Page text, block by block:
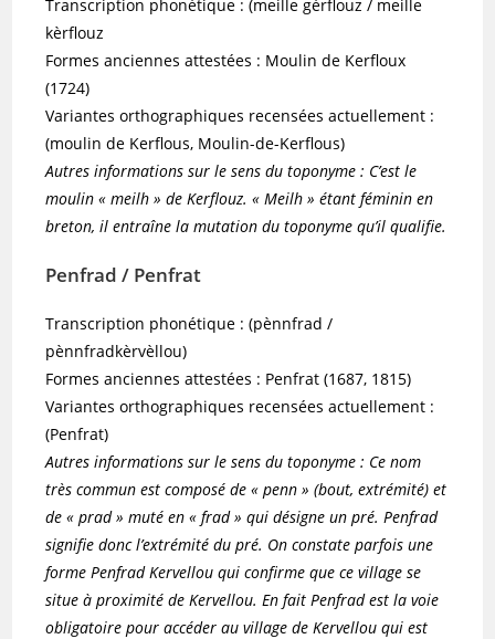
Transcription phonétique : (meille gèrflouz / meille
kèrflouz
Formes anciennes attestées : Moulin de Kerfloux
(1724)
Variantes orthographiques recensées actuellement :
(moulin de Kerflous, Moulin-de-Kerflous)
Autres informations sur le sens du toponyme : C’est le
moulin « meilh » de Kerflouz. « Meilh » étant féminin en
breton, il entraîne la mutation du toponyme qu’il qualifie.
Penfrad / Penfrat
Transcription phonétique : (pènnfrad /
pènnfradkèrvèllou)
Formes anciennes attestées : Penfrat (1687, 1815)
Variantes orthographiques recensées actuellement :
(Penfrat)
Autres informations sur le sens du toponyme : Ce nom
très commun est composé de « penn » (bout, extrémité) et
de « prad » muté en « frad » qui désigne un pré. Penfrad
signifie donc l’extrémité du pré. On constate parfois une
forme Penfrad Kervellou qui confirme que ce village se
situe à proximité de Kervellou. En fait Penfrad est la voie
obligatoire pour accéder au village de Kervellou qui est